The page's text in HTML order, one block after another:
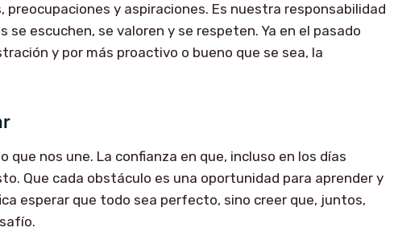
y aspiraciones. Es nuestra responsabilidad
se escuchen, se valoren y se respeten. Ya en el pasado
y por más proactivo o bueno que se sea, la
que nos une. La confianza en que, incluso en los días
Que cada obstáculo es una oportunidad para aprender y
esperar que todo sea perfecto, sino creer que, juntos,